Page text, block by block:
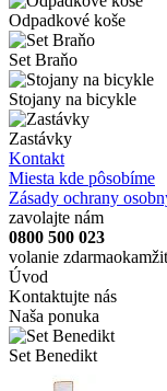
Odpadkové koše
Set Braňo
Stojany na bicykle
Zastávky
Kontakt
Miesta kde pôsobíme
Zásady ochrany
zavolajte nám
0800 500 023
volanie zdarma
Úvod
Kontaktujte nás
Naša ponuka
Set Benedikt